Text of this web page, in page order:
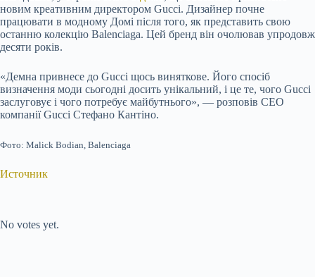
новим креативним директором Gucci. Дизайнер почне
працювати в модному Домі після того, як представить свою
останню колекцію Balenciaga. Цей бренд він очолював упродовж
десяти років.
«Демна привнесе до Gucci щось виняткове. Його спосіб
визначення моди сьогодні досить унікальний, і це те, чого Gucci
заслуговує і чого потребує майбутнього», — розповів CEO
компанії Gucci Стефано Кантіно.
Фото: Malick Bodian, Balenciaga
Источник
No votes yet.